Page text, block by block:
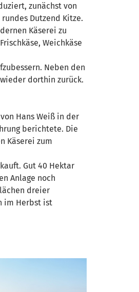
zunächst von
Dutzend Kitze.
Käserei zu
Weichkäse
Neben den
dorthin zurück.
Hans Weiß in der
berichtete. Die
Käserei zum
Gut 40 Hektar
Anlage noch
dreier
im Herbst ist